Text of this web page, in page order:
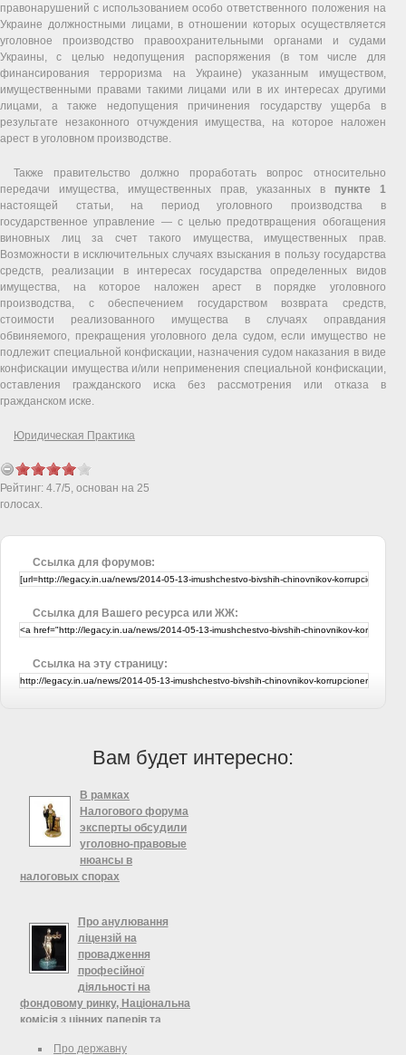
правонарушений с использованием особо ответственного положения на
Украине должностными лицами, в отношении которых осуществляется
уголовное производство правоохранительными органами и судами
Украины, с целью недопущения распоряжения (в том числе для
финансирования терроризма на Украине) указанным имуществом,
имущественными правами такими лицами или в их интересах другими
лицами, а также недопущения причинения государству ущерба в
результате незаконного отчуждения имущества, на которое наложен
арест в уголовном производстве.
Также правительство должно проработать вопрос относительно
передачи имущества, имущественных прав, указанных в пункте 1
настоящей статьи, на период уголовного производства в
государственное управление — с целью предотвращения обогащения
виновных лиц за счет такого имущества, имущественных прав.
Возможности в исключительных случаях взыскания в пользу государства
средств, реализации в интересах государства определенных видов
имущества, на которое наложен арест в порядке уголовного
производства, с обеспечением государством возврата средств,
стоимости реализованного имущества в случаях оправдания
обвиняемого, прекращения уголовного дела судом, если имущество не
подлежит специальной конфискации, назначения судом наказания в виде
конфискации имущества и/или неприменения специальной конфискации,
оставления гражданского иска без рассмотрения или отказа в
гражданском иске.
Юридическая Практика
Рейтинг: 4.7/5, основан на 25
голосах.
Ссылка для форумов:
Ссылка для Вашего ресурса или ЖЖ:
Ссылка на эту страницу:
Вам будет интересно:
В рамках
Налогового форума
эксперты обсудили
уголовно-правовые
нюансы в
налоговых спорах
форума АЮУ была посвящена
уголовно-правовым нюансам в
налоговых спорах. Открыл сессию
модератор Виталий Сердюк,
партнер ОА AVER LEX.
Про анулювання
ліцензій на
провадження
професійної
діяльності на
фондовому ринку, Національна
комісія з цінних паперів та
Про державну